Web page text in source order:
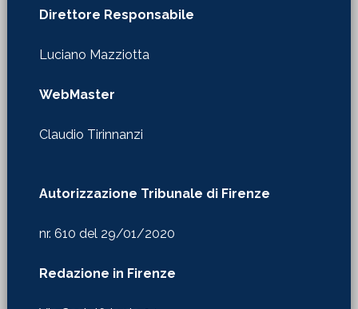
Direttore Responsabile
Luciano Mazziotta
WebMaster
Claudio Tirinnanzi
Autorizzazione Tribunale di Firenze
nr. 610 del 29/01/2020
Redazione in Firenze